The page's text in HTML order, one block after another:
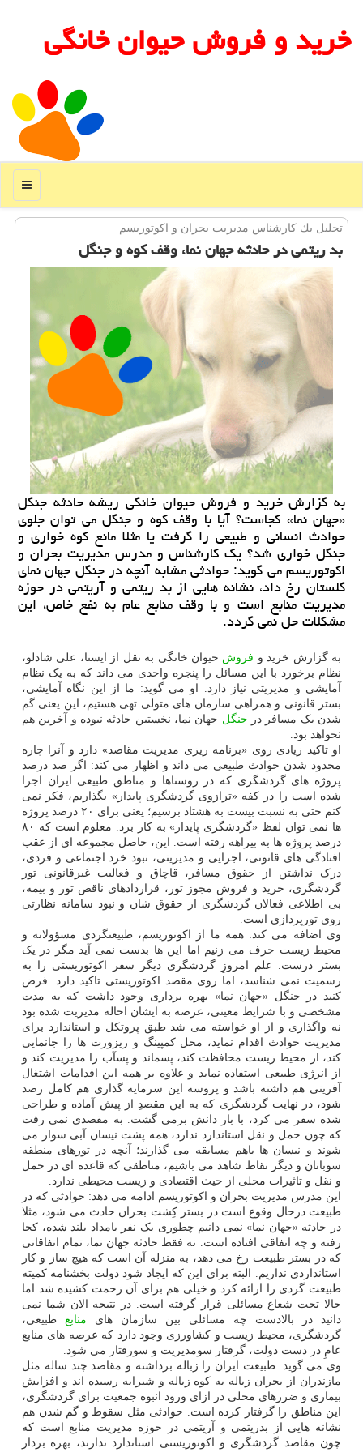
خرید و فروش حیوان خانگی
منو
تحلیل یك كارشناس مدیریت بحران و اكوتوریسم
بد ریتمی در حادثه جهان نما، وقف كوه و جنگل
به گزارش خرید و فروش حیوان خانگی ریشه حادثه جنگل
«جهان نما» كجاست؟ آیا با وقف كوه و جنگل می توان جلوی
حوادث انسانی و طبیعی را گرفت یا مثلا مانع كوه خواری و
جنگل خواری شد؟ یك كارشناس و مدرس مدیریت بحران و
اكوتوریسم می گوید: حوادثی مشابه آنچه در جنگل جهان نمای
گلستان رخ داد، نشانه هایی از بد ریتمی و آریتمی در حوزه
مدیریت منابع است و با وقف منابع عام به نفع خاص، این
مشكلات حل نمی گردد.
به گزارش خرید و فروش حیوان خانگی به نقل از ایسنا، علی شادلو،
نظام برخورد با این مسائل را پنجره واحدی می داند که به یک نظام
آمایشی و مدیریتی نیاز دارد. او می گوید: ما از این نگاه آمایشی،
بستر قانونی و همراهی سازمان های متولی تهی هستیم، این یعنی گم
شدن یک مسافر در جنگل جهان نما، نخستین حادثه نبوده و آخرین هم
نخواهد بود.
او تاکید زیادی روی «برنامه ریزی مدیریت مقاصد» دارد و آنرا چاره
محدود شدن حوادث طبیعی می داند و اظهار می کند: اگر صد درصد
پروژه های گردشگری که در روستاها و مناطق طبیعی ایران اجرا
شده است را در کفه «ترازوی گردشگری پایدار» بگذاریم، فکر نمی
کنم حتی به نسبت بیست به هشتاد برسیم؛ یعنی برای ۲۰ درصد پروژه
ها نمی توان لفظ «گردشگری پایدار» به کار برد. معلوم است که ۸۰
درصد پروژه ها به بیراهه رفته است. این، حاصل مجموعه ای از عقب
افتادگی های قانونی، اجرایی و مدیریتی، نبود خرد اجتماعی و فردی،
درک نداشتن از حقوق مسافر، قاچاق و فعالیت غیرقانونی تور
گردشگری، خرید و فروش مجوز تور، قراردادهای ناقص تور و بیمه،
بی اطلاعی فعالان گردشگری از حقوق شان و نبود سامانه نظارتی
روی تورپردازی است.
وی اضافه می کند: همه ما از اکوتوریسم، طبیعتگردی مسؤولانه و
محیط زیست حرف می زنیم اما این ها بدست نمی آید مگر در یک
بستر درست. علم امروزِ گردشگری دیگر سفر اکوتوریستی را به
رسمیت نمی شناسد، اما روی مقصد اکوتوریستی تاکید دارد. فرض
کنید در جنگل «جهان نما» بهره برداری وجود داشت که به مدت
مشخصی و با شرایط معینی، عرصه به ایشان احاله مدیریت شده بود
نه واگذاری و از او خواسته می شد طبق پروتکل و استاندارد برای
مدیریت حوادث اقدام نماید، محل کمپینگ و ریزورت ها را جانمایی
کند، از محیط زیست محافظت کند، پسماند و پسآب را مدیریت کند و
از انرژی طبیعی استفاده نماید و علاوه بر همه این اقدامات اشتغال
آفرینی هم داشته باشد و پروسه این سرمایه گذاری هم کامل رصد
شود، در نهایت گردشگری که به این مقصدِ از پیش آماده و طراحی
شده سفر می کرد، با بار دانش برمی گشت. به مقصدی نمی رفت
که چون حمل و نقل استاندارد ندارد، همه پشت نیسان آبی سوار می
شوند و نیسان ها باهم مسابقه می گذارند؛ آنچه در تورهای منطقه
سوباتان و دیگر نقاط شاهد می باشیم، مناطقی که قاعده ای در حمل
و نقل و تاثیرات محلی از حیث اقتصادی و زیست محیطی ندارد.
این مدرس مدیریت بحران و اکوتوریسم ادامه می دهد: حوادثی که در
طبیعت درحال وقوع است در بستر کِشت بحران حادث می شود، مثلا
در حادثه «جهان نما» نمی دانیم چطوری یک نفر بامداد بلند شده، کجا
رفته و چه اتفاقی افتاده است. نه فقط حادثه جهان نما، تمام اتفاقاتی
که در بستر طبیعت رخ می دهد، به منزله آن است که هیچ ساز و کار
استانداردی نداریم. البته برای این که ایجاد شود دولت بخشنامه کمیته
طبیعت گردی را ارائه کرد و خیلی هم برای آن زحمت کشیده شد اما
حالا تحت شعاع مسائلی قرار گرفته است. در نتیجه الان شما نمی
دانید در بالادست چه مسائلی بین سازمان های منابع طبیعی،
گردشگری، محیط زیست و کشاورزی وجود دارد که عرصه های منابع
عامِ در دست دولت، گرفتار سومدیریت و سورفتار می شود.
وی می گوید: طبیعت ایران را زباله برداشته و مقاصد چند ساله مثل
مازندران از بحران زباله به کوه زباله و شیرابه رسیده اند و افزایش
بیماری و ضررهای محلی در ازای ورود انبوه جمعیت برای گردشگری،
این مناطق را گرفتار کرده است. حوادثی مثل سقوط و گم شدن هم
نشانه هایی از بدریتمی و آریتمی در حوزه مدیریت منابع است که
چون مقاصد گردشگری و اکوتوریستی استاندارد ندارند، بهره بردار